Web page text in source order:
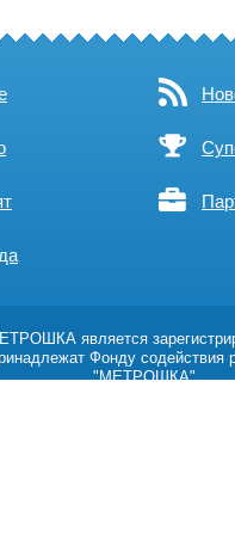
является
Фонду содействия
"МЕТРОШКА".